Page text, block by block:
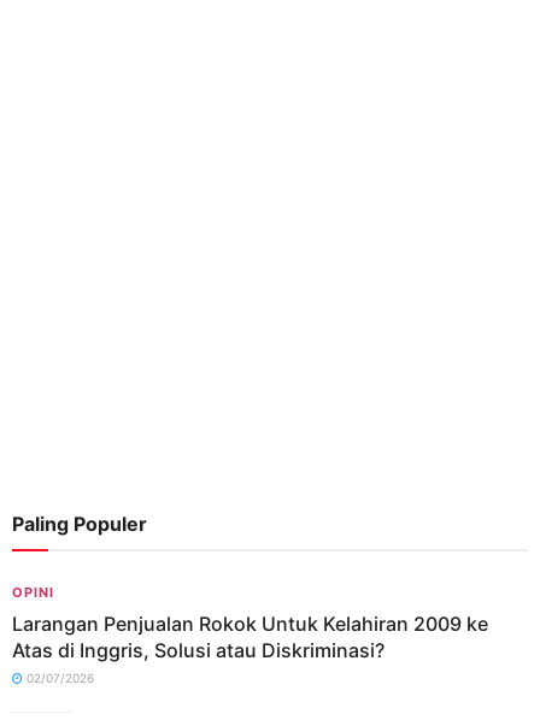
Paling Populer
OPINI
Larangan Penjualan Rokok Untuk Kelahiran 2009 ke
Atas di Inggris, Solusi atau Diskriminasi?
02/07/2026